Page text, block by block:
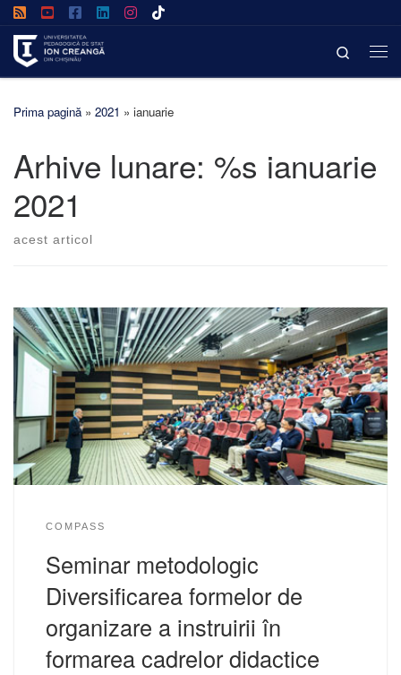
Search
Prima pagină » 2021 » ianuarie
Arhive lunare: %s ianuarie
2021
acest articol
COMPASS
Seminar metodologic
Diversificarea formelor de
organizare a instruirii în
formarea cadrelor didactice